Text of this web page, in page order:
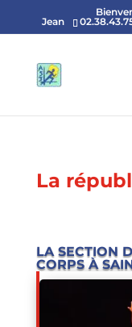
Jean
La
LA SECTION
CORPS À